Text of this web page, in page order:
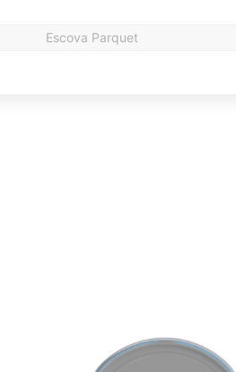
Escova Parquet